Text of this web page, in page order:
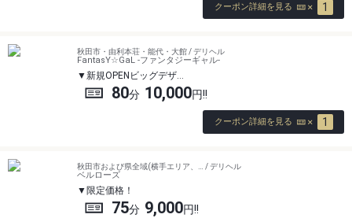
クーポン詳細を見る 1
秋田市・由利本荘・能代・大館 / デリヘル
FantasY☆GaL -ファンタジーギャル-
新規OPENビッグデザ…
80 10,000
クーポン詳細を見る 1
秋田市および県全域(横手エリア、… / デリヘル
ベルローズ
限定価格！
75 9,000